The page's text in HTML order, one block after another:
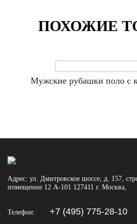
ПОХОЖИЕ
Мужские рубашки поло с
Адрес: ул. Дмитровское шоссе, д. 157,
помещение 12 А-101 127411 г. Москва,
Телефон: +7 (495) 775-28-10